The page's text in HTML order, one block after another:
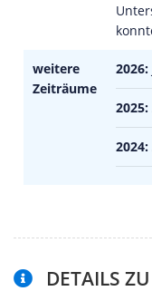
weitere
Zeiträume
2026:
2025:
2024:
DETAILS